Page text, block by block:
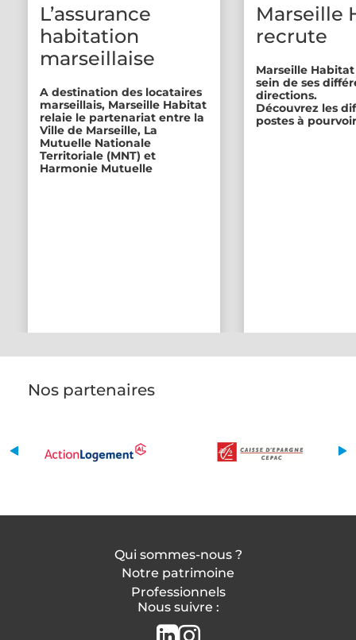
L’assurance
habitation
marseillaise
A destination des locataires
marseillais, Marseille Habitat
relaie le partenariat entre la
Ville de Marseille, La
Mutuelle Nationale
Territoriale (MNT) et
Harmonie Mutuelle
Marseille
recrute
Marseille
sein de ses
directions.
Découvrez les
postes à
Nos partenaires
Qui sommes-nous ?
Notre patrimoine
Professionnels
Nous suivre :